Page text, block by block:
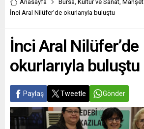
Anasayfa Bursa, Kültür ve Sanat, Manşet
İnci Aral Nilüfer’de okurlarıyla buluştu
İnci Aral Nilüfer’de
okurlarıyla buluştu
Paylaş Tweetle Gönder